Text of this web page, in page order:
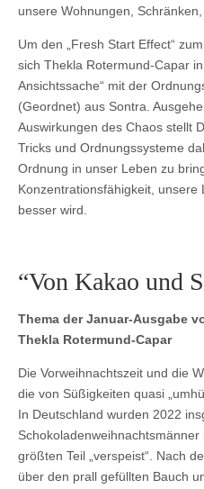
unsere Wohnungen,
Um den „Fresh Start Effect“
sich Thekla Rotermund-Capar
Ansichtssache“ mit der
(Geordnet) aus Sontra.
Auswirkungen des Chaos stellt
Tricks und Ordnungssysteme
Ordnung in unser Leben zu
Konzentrationsfähigkeit,
besser wird.
“Von Kakao und
Thema der Januar-Ausgabe
Thekla Rotermund-Capar
Die Vorweihnachtszeit und die
die von Süßigkeiten quasi
In Deutschland wurden 2022
größten Teil „verspeist“. Nach
über den prall gefüllten Bauch